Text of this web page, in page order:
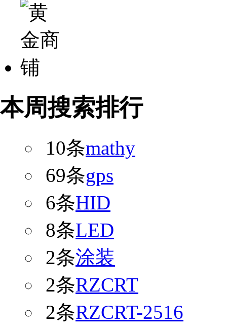
本周搜索排行
10条mathy
69条gps
6条HID
8条LED
2条涂装
2条RZCRT
2条RZCRT-2516